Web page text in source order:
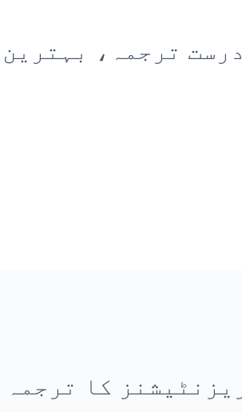
ترجمہ،
کا